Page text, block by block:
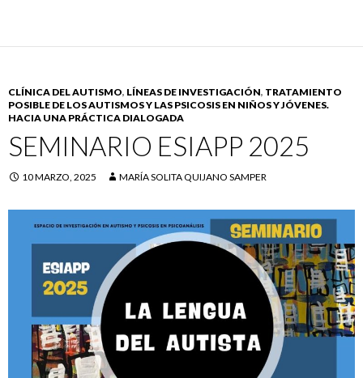
CLÍNICA DEL AUTISMO, LÍNEAS DE INVESTIGACIÓN, TRATAMIENTO
POSIBLE DE LOS AUTISMOS Y LAS PSICOSIS EN NIÑOS Y JÓVENES.
HACIA UNA PRÁCTICA DIALOGADA
SEMINARIO ESIAPP 2025
10 MARZO, 2025 MARÍA SOLITA QUIJANO SAMPER